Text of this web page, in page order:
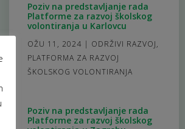
Poziv na predstavljanje rada
Platforme za razvoj školskog
volontiranja u Karlovcu
OŽU 11, 2024 | ODRŽIVI RAZVOJ,
PLATFORMA ZA RAZVOJ
ŠKOLSKOG VOLONTIRANJA
Poziv na predstavljanje rada
Platforme za razvoj školskog